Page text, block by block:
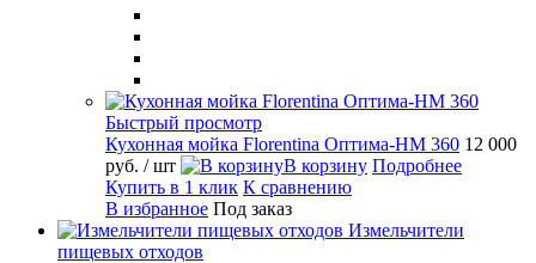
Быстрый просмотр
Кухонная мойка Florentina Оптима-HM 360 12 000
руб. / шт В корзину Подробнее
Купить в 1 клик К сравнению
В избранное Под заказ
Измельчители
пищевых отходов